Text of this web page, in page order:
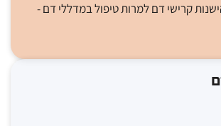
קרישי דם למרות טיפול במדללי דם -